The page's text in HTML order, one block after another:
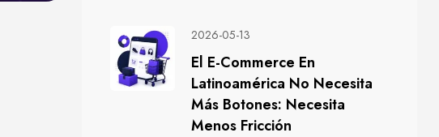
2026-05-13
El E-Commerce En
Latinoamérica No Necesita
Más Botones: Necesita
Menos Fricción